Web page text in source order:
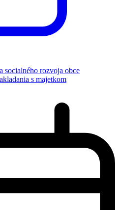
socialného rozvoja obce
s majetkom